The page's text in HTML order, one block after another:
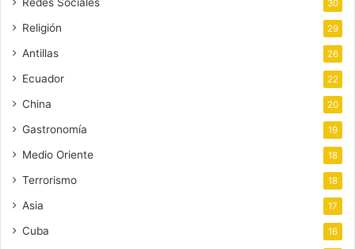
Redes Sociales 30
Religión 29
Antillas 26
Ecuador 22
China 20
Gastronomía 19
Medio Oriente 18
Terrorismo 18
Asia 17
Cuba 16